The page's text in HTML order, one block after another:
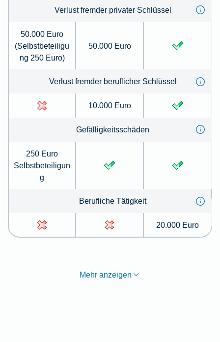
Verlust fremder privater Schlüssel
50.000 Euro
(Selbstbeteiligu
ng 250 Euro)
50.000 Euro
Verlust fremder beruflicher Schlüssel
10.000 Euro
Gefälligkeitsschäden
250 Euro
Selbstbeteiligun
g
Berufliche Tätigkeit
20.000 Euro
Mehr anzeigen